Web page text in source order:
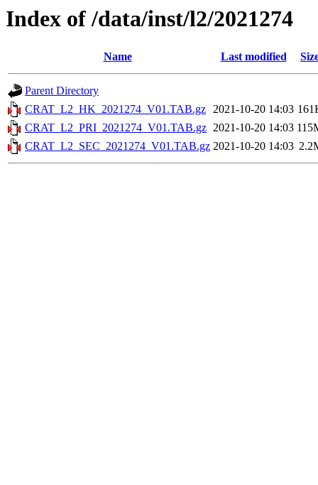
Index of /data/inst/l2/2021274
Name Last modified
Parent Directory
CRAT_L2_HK_2021274_V01.TAB.gz 2021-10-20 14:03
CRAT_L2_PRI_2021274_V01.TAB.gz 2021-10-20 14:03
CRAT_L2_SEC_2021274_V01.TAB.gz 2021-10-20 14:03